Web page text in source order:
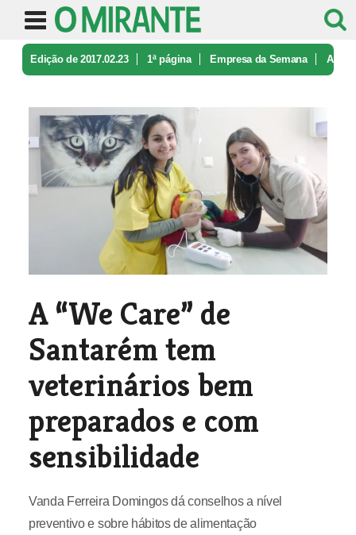
Edição de 2017.02.23 1ª página Empresa da Semana A
A “We Care” de
Santarém tem
veterinários bem
preparados e com
sensibilidade
Vanda Ferreira Domingos dá conselhos a nível
preventivo e sobre hábitos de alimentação